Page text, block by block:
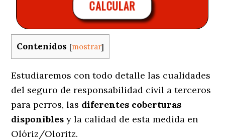
CALCULAR
Contenidos [mostrar]
Estudiaremos con todo detalle las cualidades
del seguro de responsabilidad civil a terceros
para perros, las diferentes coberturas
disponibles y la calidad de esta medida en
Olóriz/Oloritz.